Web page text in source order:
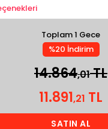
Toplam 1 Gece
%20 İndirim
14.864,01TL
11.891,21 TL
SATIN AL